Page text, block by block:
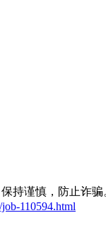
持谨慎，防止诈
110594.html